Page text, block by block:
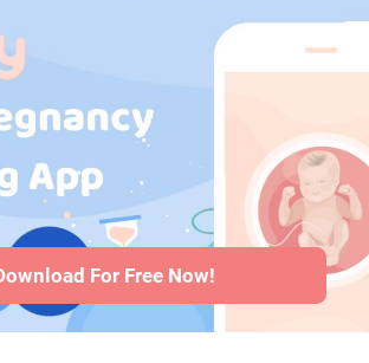
a
·
de
bebê·
·Politica
For Free Now!